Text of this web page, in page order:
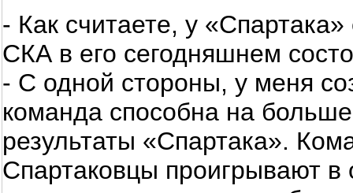
- Как считаете, у
СКА в его сегодняшнем
- С одной стороны, у меня
команда способна на
результаты «Спартака».
Спартаковцы проигрывают